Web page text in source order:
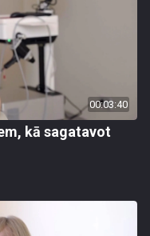
00:03:40
kā sagatavot